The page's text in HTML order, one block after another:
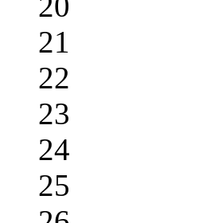
21
22
23
24
25